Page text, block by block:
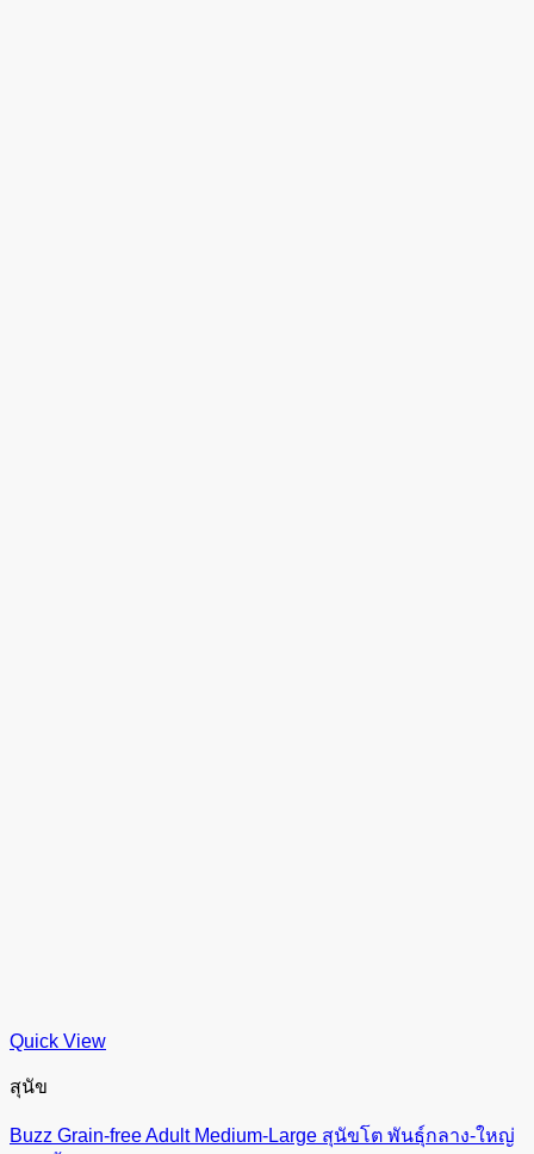
Quick View
สุนัข
Buzz Grain-free Adult Medium-Large สุนัขโต พันธุ์กลาง-ใหญ่